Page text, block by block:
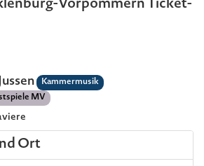
Vorpommern Ticket-
Kammermusik
MV
Ort